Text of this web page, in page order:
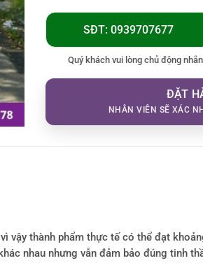
SĐT: 0939707677
Quý khách vui lòng chủ động
ĐẶT
NHÂN VIÊN SẼ XÁC
vậy thành phẩm thực tế có thể đạt
nhau nhưng vẫn đảm bảo đúng tinh